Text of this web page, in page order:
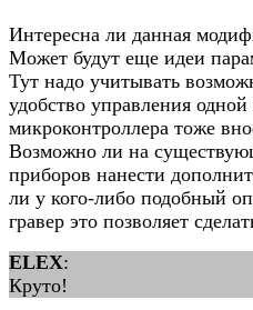
Интересна ли данная
Может будут еще идеи
Тут надо учитывать
удобство управления
микроконтроллера тоже
Возможно ли на
приборов нанести
ли у кого-либо подобный
гравер это позволяет
ELEX:
Круто!